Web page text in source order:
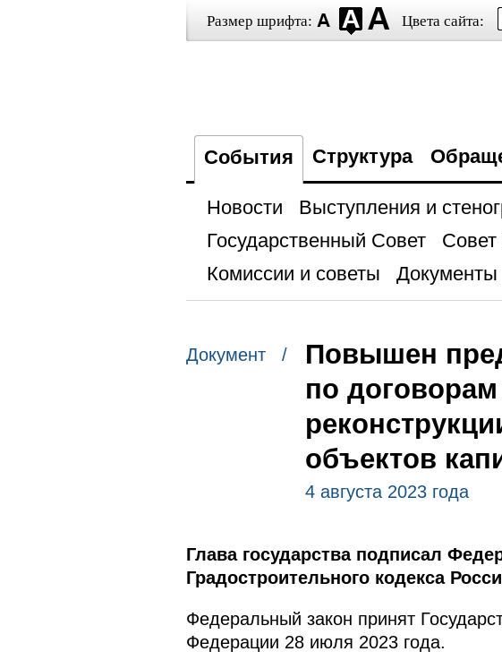
Размер шрифта: Цвета сайта:
События Структура
Новости Выступления и
Государственный Совет
Совет
Комиссии и советы
Документы
Документ /
Повышен
по
объектов
4 августа 2023 года
Глава государства подписал
Градостроительного кодекса
Федеральный закон принят
Федерации 28 июля 2023 года.